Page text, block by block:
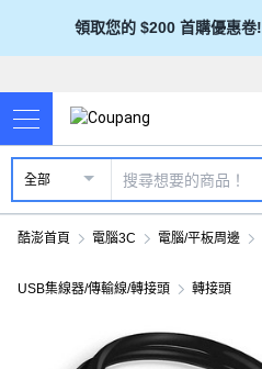
領取您的 $200 首購優惠卷!
全部
酷澎首頁 電腦3C 電腦/平板周邊
USB集線器/傳輸線/轉接頭 轉接頭